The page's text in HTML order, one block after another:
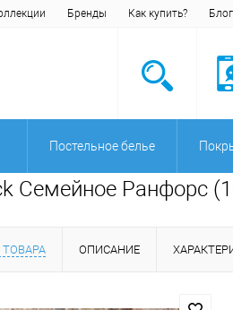
Бренды Как купить? Блог
Постельное белье
Семейное Ранфорс
ОПИСАНИЕ